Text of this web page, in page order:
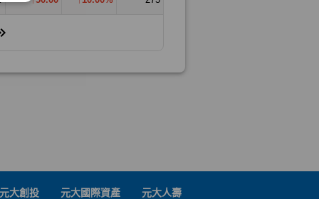
元大創投 元大國際資產 元大人壽